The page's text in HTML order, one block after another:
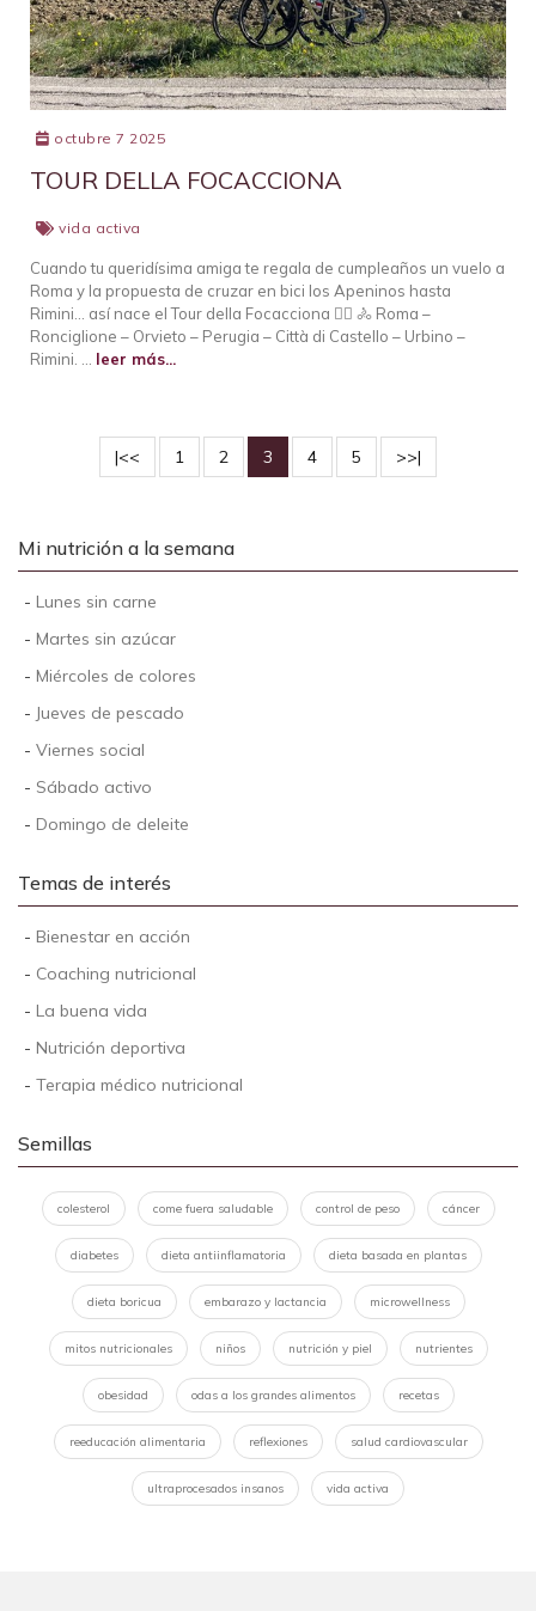
octubre 7 2025
TOUR DELLA FOCACCIONA
vida activa
Cuando tu queridísima amiga te regala de cumpleaños un vuelo a
Roma y la propuesta de cruzar en bici los Apeninos hasta
Rimini… así nace el Tour della Focacciona 🚴‍♀️ 🚴 Roma –
Ronciglione – Orvieto – Perugia – Città di Castello – Urbino –
Rimini. … leer más...
|<< 1 2 3 4 5 >>|
Mi nutrición a la semana
- Lunes sin carne
- Martes sin azúcar
- Miércoles de colores
- Jueves de pescado
- Viernes social
- Sábado activo
- Domingo de deleite
Temas de interés
- Bienestar en acción
- Coaching nutricional
- La buena vida
- Nutrición deportiva
- Terapia médico nutricional
Semillas
colesterol come fuera saludable control de peso cáncer
diabetes dieta antiinflamatoria dieta basada en plantas
dieta boricua embarazo y lactancia microwellness
mitos nutricionales niños nutrición y piel nutrientes
obesidad odas a los grandes alimentos recetas
reeducación alimentaria reflexiones salud cardiovascular
ultraprocesados insanos vida activa